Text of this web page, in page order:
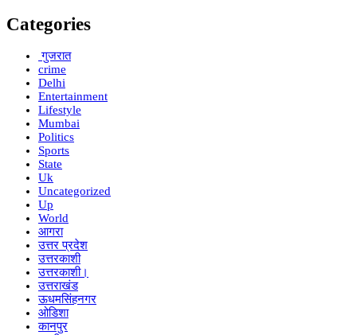
Categories
गुजरात
crime
Delhi
Entertainment
Lifestyle
Mumbai
Politics
Sports
State
Uk
Uncategorized
Up
World
आगरा
उत्तर प्रदेश
उत्तरकाशी
उत्तरकाशी।
उत्तराखंड
ऊधमसिंहनगर
ओडिशा
कानपुर